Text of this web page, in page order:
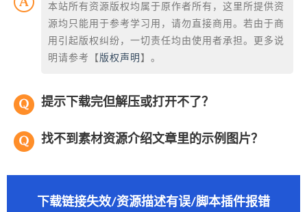
本站所有资源版权均属于原作者所有，这里所提供资
源均只能用于参考学习用，请勿直接商用。若由于商
用引起版权纠纷，一切责任均由使用者承担。更多说
明请参考【 版权声明 】。
提示下载完但解压或打开不了？
找不到素材资源介绍文章里的示例图片？
下载链接失效/资源描述有误/脚本插件报错